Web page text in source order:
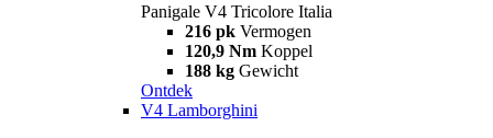
Panigale V4 Tricolore Italia
216 pk Vermogen
120,9 Nm Koppel
188 kg Gewicht
Ontdek
V4 Lamborghini